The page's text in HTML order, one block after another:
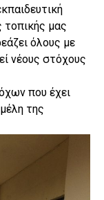
τοπικής μας
όλους με
νέους στόχους
που έχει
της